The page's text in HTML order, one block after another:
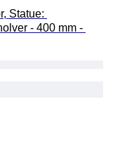
Statue:
- 400 mm -